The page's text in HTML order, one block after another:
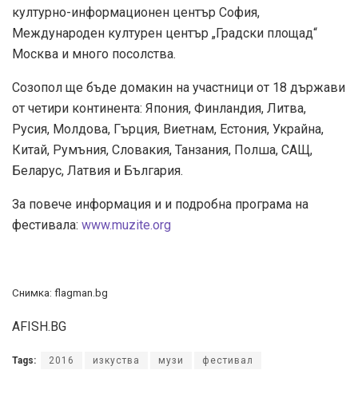
културно-информационен център София,
Международен културен център „Градски площад“
Москва и много посолства.
Созопол ще бъде домакин на участници от 18 държави
от четири континента: Япония, Финландия, Литва,
Русия, Молдова, Гърция, Виетнам, Естония, Украйна,
Китай, Румъния, Словакия, Танзания, Полша, САЩ,
Беларус, Латвия и България.
За повече информация и и подробна програма на
фестивала: www.muzite.org
Снимка: flagman.bg
AFISH.BG
Tags: 2016 изкуства музи фестивал